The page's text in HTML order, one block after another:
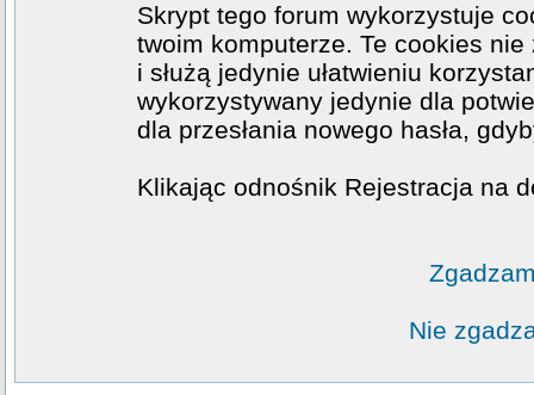
Skrypt tego forum wykorzystuje
twoim komputerze. Te cookies
i służą jedynie ułatwieniu
wykorzystywany jedynie dla
dla przesłania nowego hasła,
Klikając odnośnik Rejestracja na
Nie